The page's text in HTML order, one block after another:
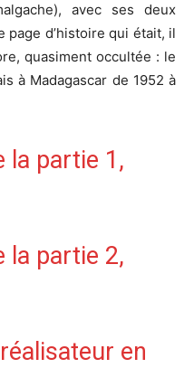
avec ses deux
d’histoire qui était, il
quasiment occultée : le
à Madagascar de 1952 à
la partie 1,
la partie 2,
en